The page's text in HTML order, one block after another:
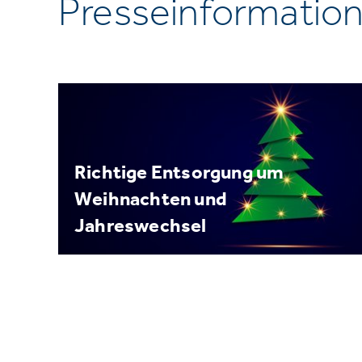
Richtige Entsorgung um
Weihnachten und
Jahreswechsel